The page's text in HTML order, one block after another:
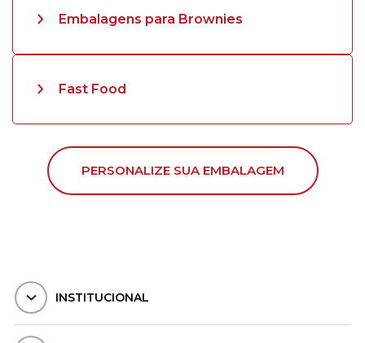
Embalagens para Brownies
Fast Food
PERSONALIZE SUA EMBALAGEM
INSTITUCIONAL